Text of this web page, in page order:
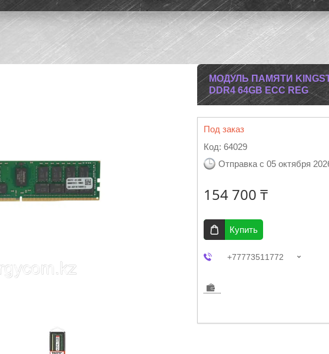
МОДУЛЬ ПАМЯТИ
DDR4 64GB ECC REG
Под заказ
Код: 64029
Отправка с 05 октября
154 700 ₸
Купить
+77773511772